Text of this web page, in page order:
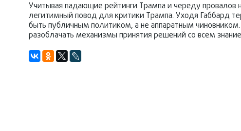
Учитывая падающие рейтинги Трампа и череду провалов
легитимный повод для критики Трампа. Уходя Габбард
быть публичным политиком, а не аппаратным
разоблачать механизмы принятия решений со всем